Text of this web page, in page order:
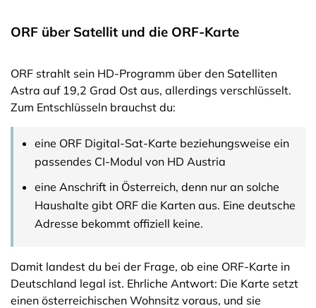
ORF über Satellit und die ORF-Karte
ORF strahlt sein HD-Programm über den Satelliten
Astra auf 19,2 Grad Ost aus, allerdings verschlüsselt.
Zum Entschlüsseln brauchst du:
eine ORF Digital-Sat-Karte beziehungsweise ein
passendes CI-Modul von HD Austria
eine Anschrift in Österreich, denn nur an solche
Haushalte gibt ORF die Karten aus. Eine deutsche
Adresse bekommt offiziell keine.
Damit landest du bei der Frage, ob eine ORF-Karte in
Deutschland legal ist. Ehrliche Antwort: Die Karte setzt
einen österreichischen Wohnsitz voraus, und sie